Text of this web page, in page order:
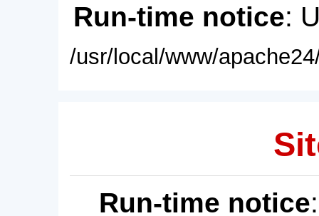
Run-time notice:
/usr/local/www/
Run-time notice